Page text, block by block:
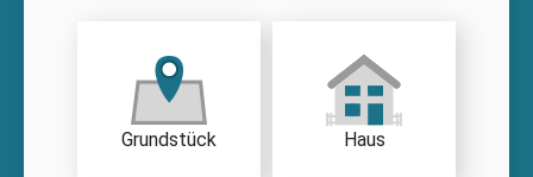
Grundstück Haus